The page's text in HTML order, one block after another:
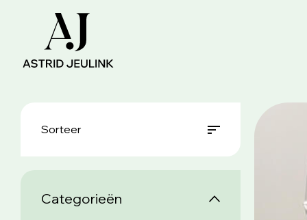
Sorteer
Categorieën